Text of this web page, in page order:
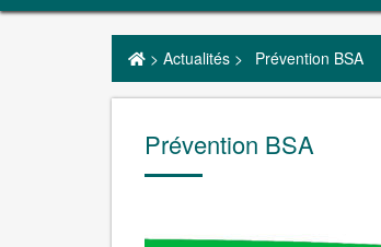
> Actualités > Prévention BSA
Prévention BSA